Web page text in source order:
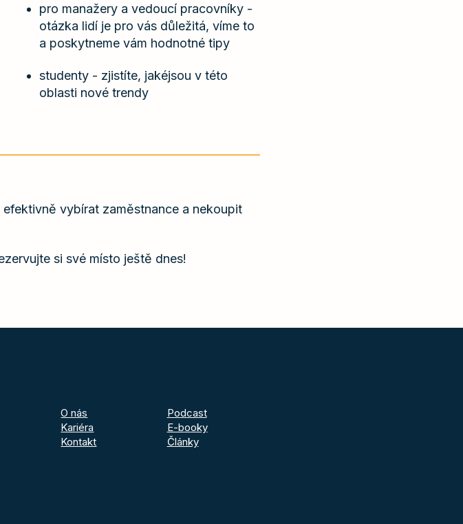
pro manažery a vedoucí pracovníky -
otázka lidí je pro vás důležitá, víme to
a poskytneme vám hodnotné tipy
studenty - zjistíte, jakéjsou v této
oblasti nové trendy
vybírat zaměstnance a nekoupit
si své místo ještě dnes!
O nás
Kariéra
Kontakt
Podcast
E-booky
Články